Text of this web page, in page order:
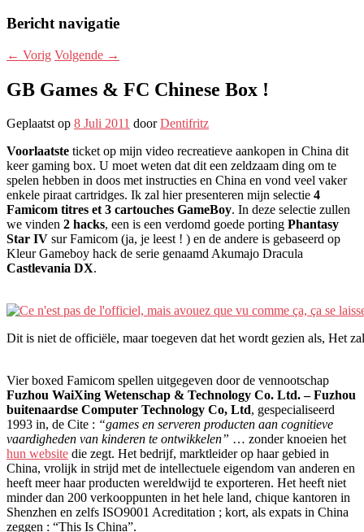
Bericht navigatie
← Vorig Volgende →
GB Games & FC Chinese Box !
Geplaatst op 8 Juli 2011 doorDentifritz
Voorlaatste ticket op mijn video recreatieve aankopen in China dit
keer gaming box. U moet weten dat dit een zeldzaam ding om te
spelen hebben in doos met instructies en China en vond veel vaker
enkele piraat cartridges. Ik zal hier presenteren mijn selectie 4
Famicom titres et 3 cartouches GameBoy. In deze selectie zullen
we vinden 2 hacks, een is een verdomd goede porting Phantasy
Star IV sur Famicom (ja, je leest ! ) en de andere is gebaseerd op
Kleur Gameboy hack de serie genaamd Akumajo Dracula
Castlevania DX.
Dit is niet de officiële, maar toegeven dat het wordt gezien als, Het
Vier boxed Famicom spellen uitgegeven door de vennootschap
Fuzhou WaiXing Wetenschap & Technology Co. Ltd. – Fuzhou
buitenaardse Computer Technology Co, Ltd, gespecialiseerd
1993 in, de Cite : “games en serveren producten aan cognitieve
vaardigheden van kinderen te ontwikkelen” … zonder knoeien het
hun website die zegt. Het bedrijf, marktleider op haar gebied in
China, vrolijk in strijd met de intellectuele eigendom van anderen en
heeft meer haar producten wereldwijd te exporteren. Het heeft niet
minder dan 200 verkooppunten in het hele land, chique kantoren in
Shenzhen en zelfs ISO9001 Acreditation ; kort, als expats in China
zeggen : “This Is China”.